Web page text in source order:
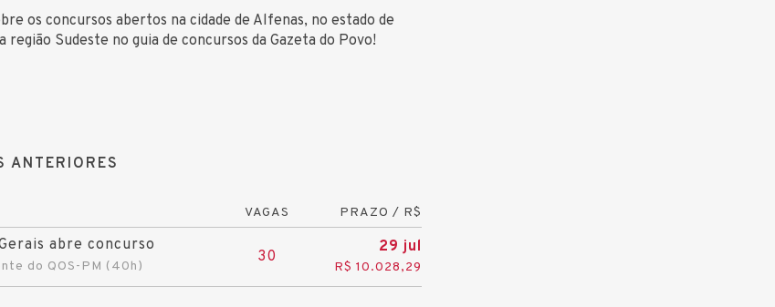
os concursos abertos na cidade de Alfenas, no estado de
região Sudeste no guia de concursos da Gazeta do Povo!
ANTERIORES
VAGAS PRAZO / R$
abre concurso
do QOS-PM (40h)
30
29 jul
R$ 10.028,29